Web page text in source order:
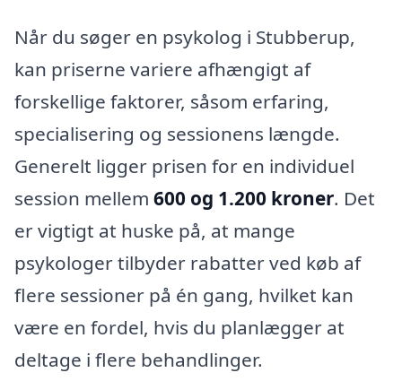
Når du søger en psykolog i Stubberup,
kan priserne variere afhængigt af
forskellige faktorer, såsom erfaring,
specialisering og sessionens længde.
Generelt ligger prisen for en individuel
session mellem 600 og 1.200 kroner. Det
er vigtigt at huske på, at mange
psykologer tilbyder rabatter ved køb af
flere sessioner på én gang, hvilket kan
være en fordel, hvis du planlægger at
deltage i flere behandlinger.